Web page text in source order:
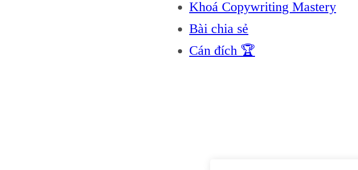
Khoá Copywriting Mastery
Bài chia sẻ
Cán đích 🏆